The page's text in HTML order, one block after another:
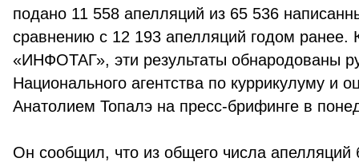
подано 11 558 апелляций из 65 536
сравнению с 12 193 апелляций годом ранее.
«ИНФОТАГ», эти результаты обнародованы
Национального агентства по куррикулуму и
Анатолием Топалэ на пресс-брифинге в
Он сообщил, что из общего числа апелляций